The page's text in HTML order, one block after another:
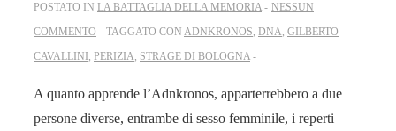
POSTATO IN LA BATTAGLIA DELLA MEMORIA
NESSUN
COMMENTO
TAGGATO CON ADNKRONOS, DNA, GILBERTO
CAVALLINI , PERIZIA, STRAGE DI BOLOGNA
A quanto apprende l’Adnkronos, apparterrebbero a due
persone diverse, entrambe di sesso femminile, i reperti